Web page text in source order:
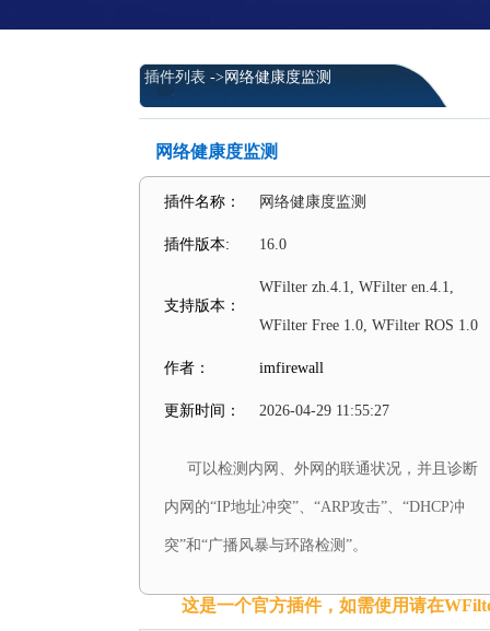
插件列表 ->网络健康度监测
网络健康度监测
插件名称： 网络健康度监测
插件版本: 16.0
支持版本：
WFilter zh.4.1, WFilter en.4.1,
WFilter Free 1.0, WFilter ROS 1.0
作者： imfirewall
更新时间： 2026-04-29 11:55:27
可以检测内网、外网的联通状况，并且诊断
内网的“IP地址冲突”、“ARP攻击”、“DHCP冲
突”和“广播风暴与环路检测”。
这是一个官方插件，如需使用请在